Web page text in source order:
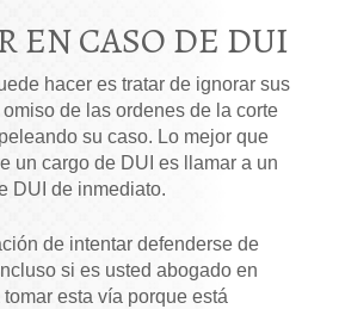
EN CASO DE DUI
hacer es tratar de ignorar sus
de las ordenes de la corte
su caso. Lo mejor que
un cargo de DUI es llamar a un
DUI de inmediato.
de intentar defenderse de
si es usted abogado en
esta vía porque está